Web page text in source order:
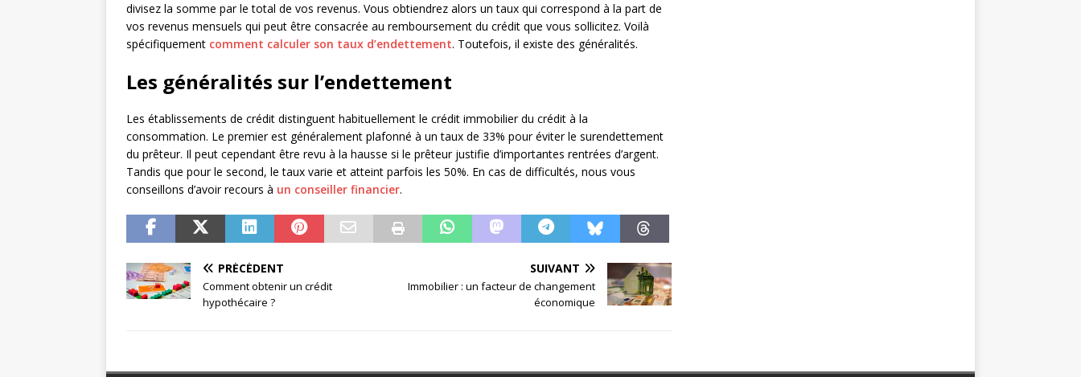
divisez la somme par le total de vos revenus. Vous obtiendrez alors un taux qui correspond à la part de
vos revenus mensuels qui peut être consacrée au remboursement du crédit que vous sollicitez. Voilà
spécifiquement comment calculer son taux d’endettement. Toutefois, il existe des généralités.
Les généralités sur l’endettement
Les établissements de crédit distinguent habituellement le crédit immobilier du crédit à la
consommation. Le premier est généralement plafonné à un taux de 33% pour éviter le surendettement
du prêteur. Il peut cependant être revu à la hausse si le prêteur justifie d’importantes rentrées d’argent.
Tandis que pour le second, le taux varie et atteint parfois les 50%. En cas de difficultés, nous vous
conseillons d’avoir recours à un conseiller financier.
PRÉCÉDENT
Comment obtenir un crédit
hypothécaire ?
SUIVANT
Immobilier : un facteur de changement
économique